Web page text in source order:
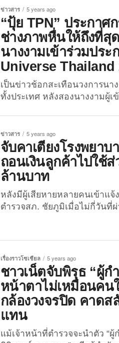
ติดของประเทศเปรู ซึ่งเจ้าหน้าที่
จับกุมกลุ่มผู้ค้ายานรกในเมืองห
สำเร็จ ทั้งยังเผยว่า เหล่าตำรว
เหล่าซูเปอร์ฮีโร่จากภาพยนตร์
อเมริกา, สไปเดอร์แมน, ธอร์ แ
ทำเหมือนว่าพวกเขากำลังโปร
ฮาโลวีนกันอยู่ แต่ในความเป็น
เข้าไปสำหรับตำรวจแนวหน้
ข่าวสาร 5 years ago
“ปุ้ย TPN” ประกาศก
ช่างภาพหื่นให้ถึงที่สุ
นางงามเข้าร่วมประ
Universe Thailand
เป็นข่าวช้อกสะเทือนวงการนา
ทั้งประเทศ หลังสองนางงามผู้เ
เหยื่อถูกกระทำกว่า 10 ราย พร้
TPN” ติดต่อให้ ขณะเดียวกันเธ
ล่าสุดผ่านเฟซบุ๊ก ยันเอาเรื่อง
พฤศจิกายน 64) “ปุ้ย TPN”...
ข่าวสาร 5 years ago
จับคาเตียงโรงพยาบ
ถอนเงินลูกค้าไปใช้ส่
ล้านบาท
หลังมีผู้เสียหายหลายคนเข้าแ
ตำรวจสภ. ชัยภูมิเมื่อไม่กี่วันที่
แล้ว คาเตียงโรงพยาบาลใน
(25 ตุลาคม 2564) ตำรวจสถา
นำหมายศาลเข้าจับกุม “นางส
พนักงานธนาคารแห่งหนึ่งใน
รักษาตัวอยู่ที่โรงพยาบาล หลัง
รถยนต์ เนื่องจากพยายามขับร
ตำรวจจนเกิดอุบัติเหตุ ในควา
เงินของลูกค้าและลักลอบถอน
ธนาคารไปใช้จ่ายส่วนตัวและ
เรื่องราวโซเชียล 5 years ago
ชาวเน็ตจับพิรุธ “ผู้ก
หน้าตาไม่เหมือนคน
กล้องวงจรปิด คาด
แทน
แม้เจ้าหน้าที่ตำรวจจะนำตัว “ผู้